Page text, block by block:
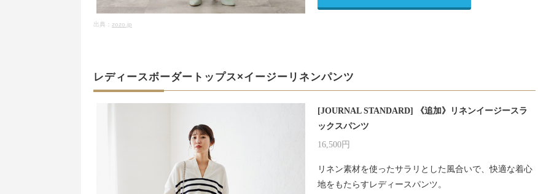
出典： zozo.jp
レディースボーダートップス×イージーリネンパンツ
[JOURNAL STANDARD] 《追加》リネンイージースラ
ックスパンツ
16,500円
リネン素材を使ったサラリとした風合いで、快適な着心
地をもたらすレディースパンツ。